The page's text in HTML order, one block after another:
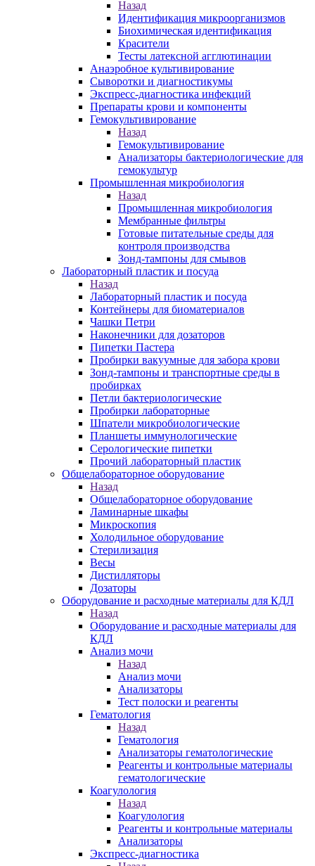
Назад
Идентификация микроорганизмов
Биохимическая идентификация
Красители
Тесты латексной агглютинации
Анаэробное культивирование
Сыворотки и диагностикумы
Экспресс-диагностика инфекций
Препараты крови и компоненты
Гемокультивирование
Назад
Гемокультивирование
Анализаторы бактериологические для
гемокультур
Промышленная микробиология
Назад
Промышленная микробиология
Мембранные фильтры
Готовые питательные среды для
контроля производства
Зонд-тампоны для смывов
Лабораторный пластик и посуда
Назад
Лабораторный пластик и посуда
Контейнеры для биоматериалов
Чашки Петри
Наконечники для дозаторов
Пипетки Пастера
Пробирки вакуумные для забора крови
Зонд-тампоны и транспортные среды в
пробирках
Петли бактериологические
Пробирки лабораторные
Шпатели микробиологические
Планшеты иммунологические
Серологические пипетки
Прочий лабораторный пластик
Общелабораторное оборудование
Назад
Общелабораторное оборудование
Ламинарные шкафы
Микроскопия
Холодильное оборудование
Стерилизация
Весы
Дистилляторы
Дозаторы
Оборудование и расходные материалы для КДЛ
Назад
Оборудование и расходные материалы для
КДЛ
Анализ мочи
Назад
Анализ мочи
Анализаторы
Тест полоски и реагенты
Гематология
Назад
Гематология
Анализаторы гематологические
Реагенты и контрольные материалы
гематологические
Коагулология
Назад
Коагулология
Реагенты и контрольные материалы
Анализаторы
Экспресс-диагностика